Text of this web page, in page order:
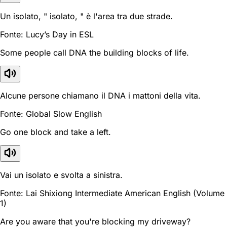
Un isolato, " isolato, " è l'area tra due strade.
Fonte: Lucy’s Day in ESL
Some people call DNA the building blocks of life.
Alcune persone chiamano il DNA i mattoni della vita.
Fonte: Global Slow English
Go one block and take a left.
Vai un isolato e svolta a sinistra.
Fonte: Lai Shixiong Intermediate American English (Volume
1)
Are you aware that you're blocking my driveway?